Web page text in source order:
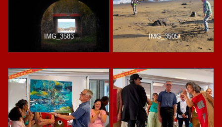
IMG_3583 IMG_3505